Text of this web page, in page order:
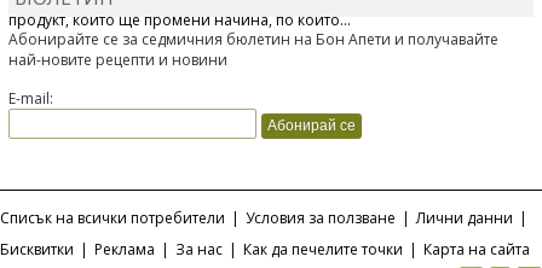
продукт, който ще промени начина, по който...
Абонирайте се за седмичния бюлетин на Бон Апети и получавайте
най-новите рецепти и новини
E-mail:
Списък на всички потребители | Условия за ползване | Лични данни |
Бисквитки | Реклама | За нас | Как да печелите точки | Карта на сайта